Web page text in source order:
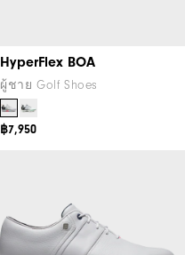
HyperFlex BOA
ผู้ชาย Golf Shoes
฿7,950